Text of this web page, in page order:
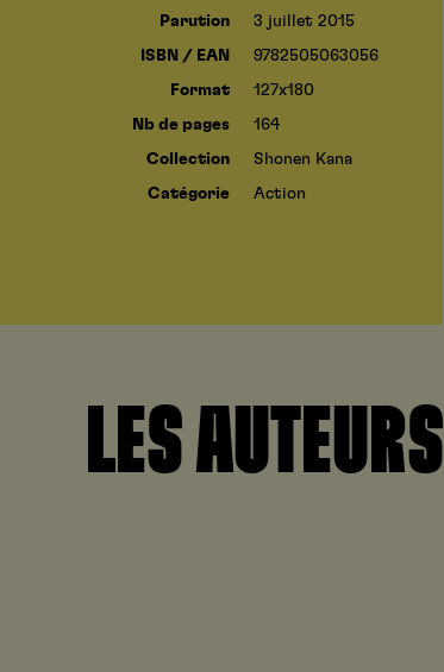
Parution 3 juillet 2015
ISBN / EAN 9782505063056
Format 127x180
Nb de pages 164
Collection Shonen Kana
Catégorie Action
LES AUTEURS